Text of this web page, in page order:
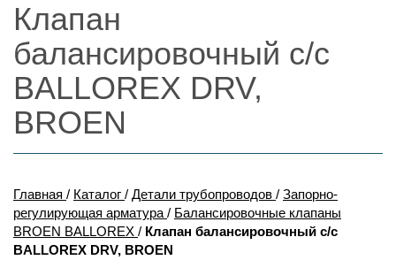
Клапан
балансировочный c/c
BALLOREX DRV,
BROEN
Главная / Каталог / Детали трубопроводов / Запорно-
регулирующая арматура / Балансировочные клапаны
BROEN BALLOREX / Клапан балансировочный c/c
BALLOREX DRV, BROEN